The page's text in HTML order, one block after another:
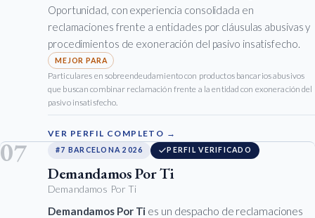
Oportunidad, con experiencia consolidada en
reclamaciones frente a entidades por cláusulas abusivas y
procedimientos de exoneración del pasivo insatisfecho.
Particulares en sobreendeudamiento con productos bancarios abusivos
que buscan combinar reclamación frente a la entidad con exoneración del
pasivo insatisfecho.
VER PERFIL COMPLETO →
07 #7 BARCELONA 2026 PERFIL VERIFICADO
Demandamos Por Ti
Demandamos Por Ti
Demandamos Por Ti es un despacho de reclamaciones